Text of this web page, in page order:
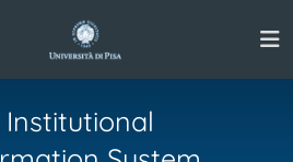
Institutional